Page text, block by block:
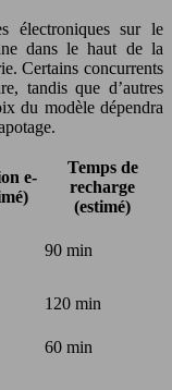
électroniques sur le
dans le haut de la
Certains concurrents
tandis que d’autres
du modèle dépendra
e-
Temps de
recharge
(estimé)
90 min
120 min
60 min